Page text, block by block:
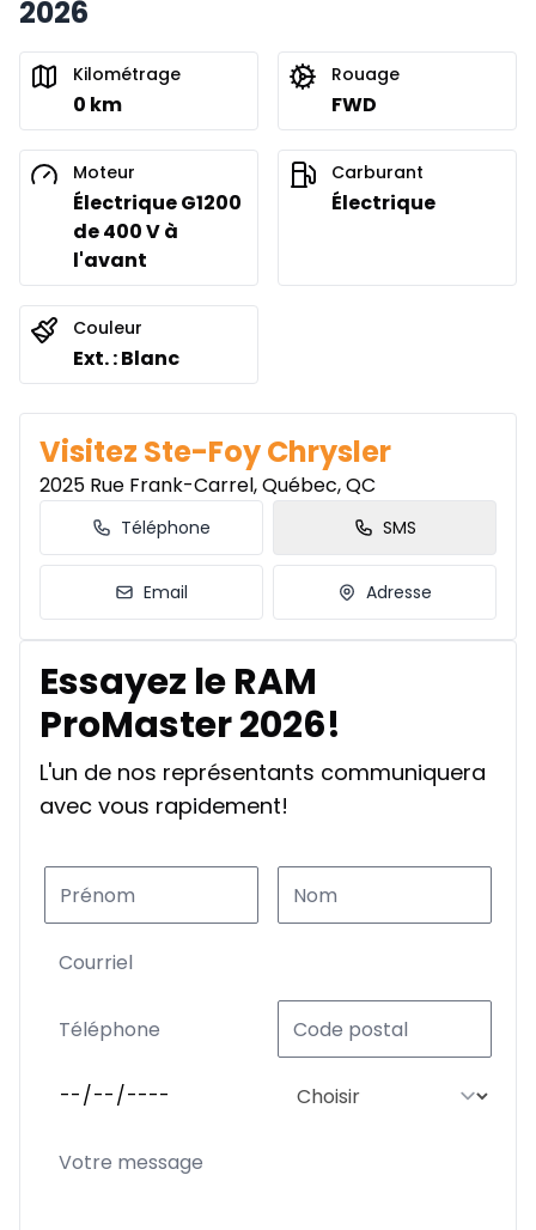
Financement sur 48 mois
Financement sur 36 mois
Financement sur 36 mois
0.00 $ d'acompte • 7.99%
À partir de :
619$/Sem.
2026
Kilométrage
0 km
Rouage
FWD
Moteur
Électrique G1200
de 400 V à
l'avant
Carburant
Électrique
Couleur
Ext. : Blanc
Visitez Ste-Foy Chrysler
2025 Rue Frank-Carrel, Québec, QC
Téléphone SMS
Email Adresse
Essayez le RAM
ProMaster 2026!
L'un de nos représentants communiquera
avec vous rapidement!